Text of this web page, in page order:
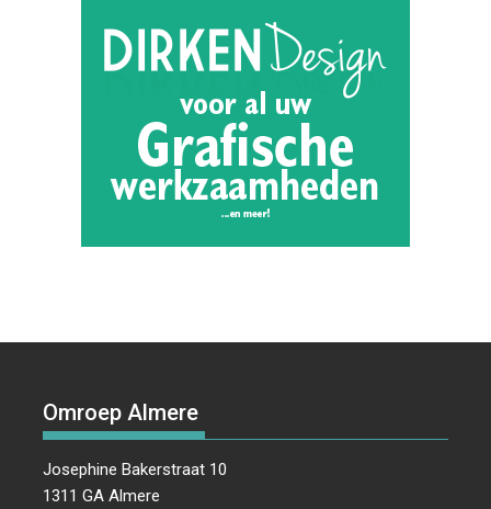
Omroep Almere
Josephine Bakerstraat 10
1311 GA Almere